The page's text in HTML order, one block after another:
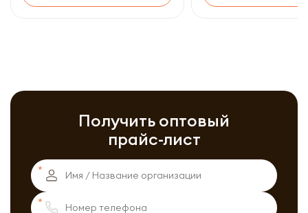
Получить оптовый
прайс-лист